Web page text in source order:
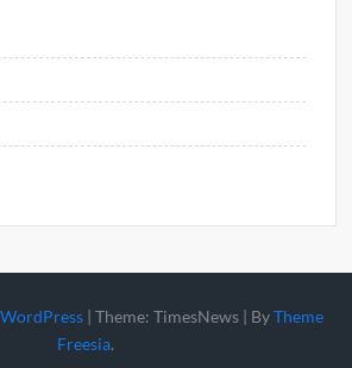
|Theme: TimesNews | ByTheme
Freesia.